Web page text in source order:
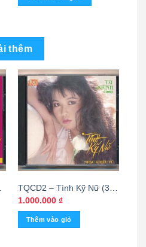
thêm
TQCD2 – Tình Kỹ Nữ (3
Góc Thiếu) KGTUS
1.000.000 ₫
Thêm vào giỏ